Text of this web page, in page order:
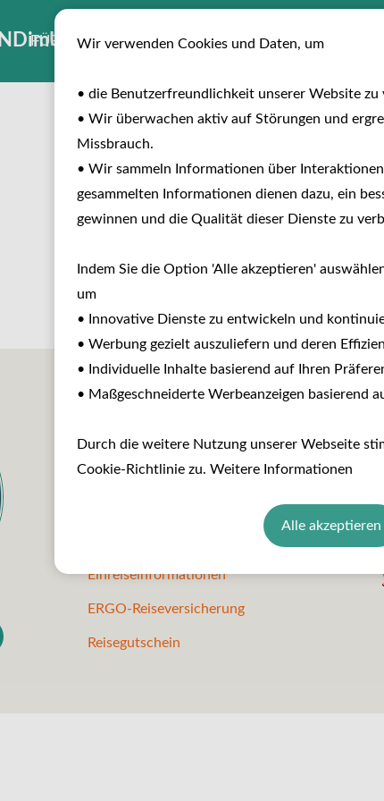
FÜR INVESTOREN Busreisen Hotels
Impressum
Einreiseinformationen
ERGO-Reiseversicherung
Reisegutschein
Wir verwenden Cookies und Daten, um
• die Benutzerfreundlichkeit unserer Website zu
• Wir überwachen aktiv auf Störungen und
Missbrauch.
• Wir sammeln Informationen über
gesammelten Informationen dienen dazu, ein
gewinnen und die Qualität dieser Dienste zu
Indem Sie die Option 'Alle akzeptieren'
um
• Innovative Dienste zu entwickeln und
• Werbung gezielt auszuliefern und deren
• Individuelle Inhalte basierend auf Ihren
• Maßgeschneiderte Werbeanzeigen basierend
Durch die weitere Nutzung unserer Webseite
Cookie-Richtlinie zu. Weitere Informationen
Alle akzeptieren